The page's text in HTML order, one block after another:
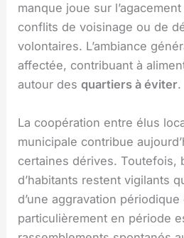
manque joue sur
conflits de voisinage ou de
volontaires. L’ambiance
affectée, contribuant à
autour desquartiers à éviter.
La coopération entre élus
municipale contribue
certaines dérives. Toutefois,
d’habitants restent vigilants
d’une aggravation
particulièrement en période